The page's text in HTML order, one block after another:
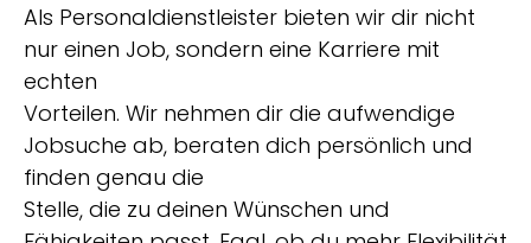
Als Personaldienstleister bieten wir dir nicht
nur einen Job, sondern eine Karriere mit
echten
Vorteilen. Wir nehmen dir die aufwendige
Jobsuche ab, beraten dich persönlich und
finden genau die
Stelle, die zu deinen Wünschen und